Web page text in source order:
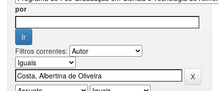
por
Filtros correntes: